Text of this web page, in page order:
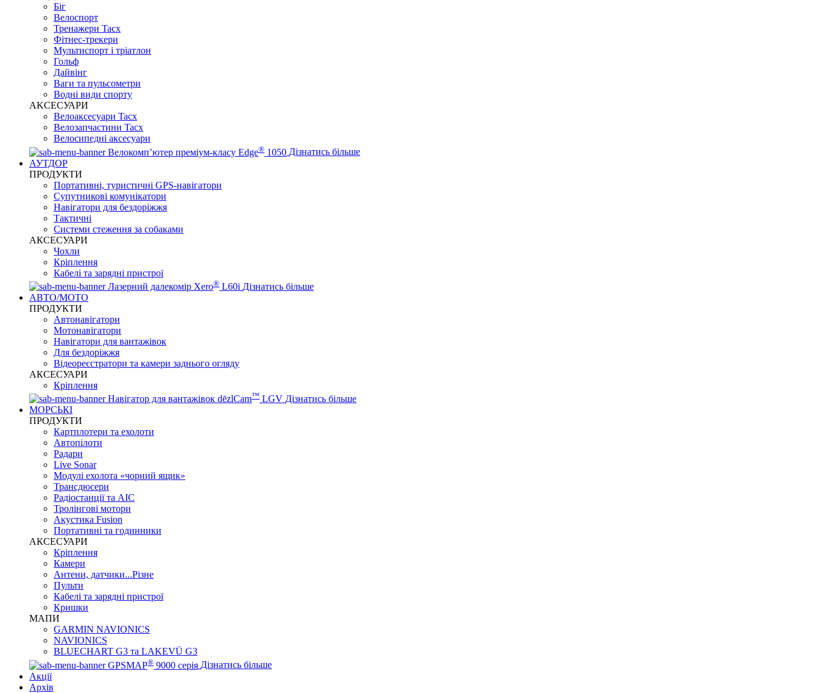
Біг
Велоспорт
Тренажери Tacx
Фітнес-трекери
Мультиспорт і тріатлон
Гольф
Дайвінг
Ваги та пульсометри
Водні види спорту
AKCЕСУАРИ
Велоаксесуари Tacx
Велозапчастини Tacx
Велосипедні аксесуари
Велокомп’ютер преміум-класу Edge® 1050 Дізнатись більше
АУТДОР
ПРОДУКТИ
Портативні, туристичні GPS-навігатори
Супутникові комунікатори
Навігатори для бездоріжжя
Тактичні
Системи стеження за собаками
АКСЕСУАРИ
Чохли
Кріплення
Кабелі та зарядні пристрої
Лазерний далекомір Xero® L60i Дізнатись більше
АВТО/МОТО
ПРОДУКТИ
Автонавігатори
Мотонавігатори
Навігатори для вантажівок
Для бездоріжжя
Відеореєстратори та камери заднього огляду
АКСЕСУАРИ
Кріплення
Навігатор для вантажівок dēzlCam™ LGV Дізнатись більше
МОРСЬКІ
ПРОДУКТИ
Картплотери та ехолоти
Автопілоти
Радари
Live Sonar
Модулі ехолота «чорний ящик»
Трансдюсери
Радіостанції та АІС
Тролінгові мотори
Акустика Fusion
Портативні та годинники
АКСЕСУАРИ
Кріплення
Камери
Антени, датчики...Різне
Пульти
Кабелі та зарядні пристрої
Кришки
МАПИ
GARMIN NAVIONICS
NAVIONICS
BLUECHART G3 та LAKEVÜ G3
GPSMAP® 9000 серія Дізнатись більше
Акції
Архів